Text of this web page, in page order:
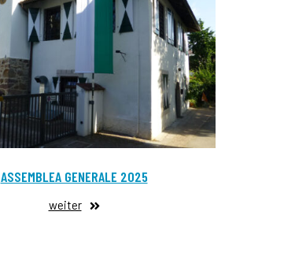
ASSEMBLEA GENERALE 2025
weiter